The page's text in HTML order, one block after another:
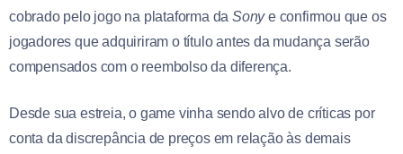
cobrado pelo jogo na plataforma daSonye confirmou que os
jogadores que adquiriram o título antes da mudança serão
compensados com o reembolso da diferença.
Desde sua estreia, o game vinha sendo alvo de críticas por
conta da discrepância de preços em relação às demais